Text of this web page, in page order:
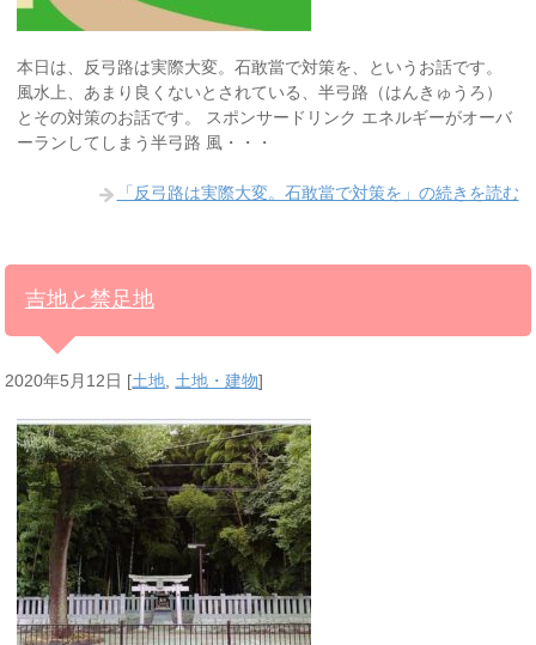
本日は、反弓路は実際大変。石敢當で対策を、というお話です。
風水上、あまり良くないとされている、半弓路（はんきゅうろ）
とその対策のお話です。 スポンサードリンク エネルギーがオーバ
ーランしてしまう半弓路 風・・・
「反弓路は実際大変。石敢當で対策を」の続きを読む
吉地と禁足地
2020年5月12日 [土地 土地・建物]